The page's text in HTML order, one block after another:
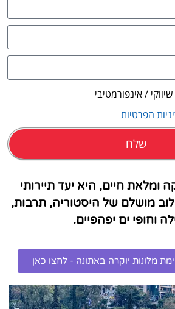
/ אינפורמטיבי
הפרטיות
שלח
ומלאת חיים, היא יעד תיירותי
מושלם של היסטוריה, תרבות,
וחופי ים יפהפיים.
מלונות יוקרה באתונה - לחצו כאן